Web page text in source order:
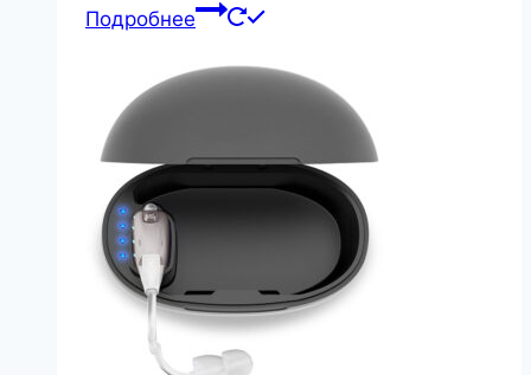
Подробнее